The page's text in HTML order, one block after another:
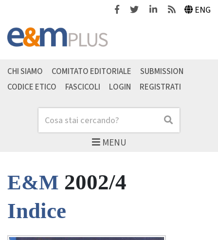
FacebookTwitterLinkedinFeeds ENG
MENU
Cerca Cerca
CHI SIAMO COMITATO EDITORIALE
SUBMISSION
CODICE ETICO
FASCICOLI LOGIN REGISTRATI
E&M 2002/4
Indice